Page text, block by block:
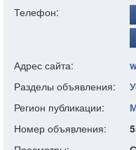
Телефон:
Адрес сайта:
Разделы объявления:
Регион публикации:
Номер объявления: